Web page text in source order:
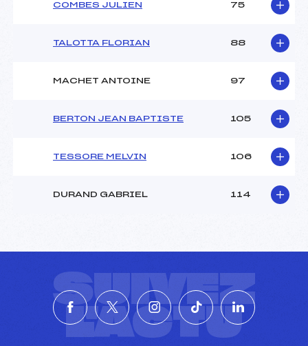
COMBES JULIEN 75
TALOTTA FLORIAN 88
MACHET ANTOINE 97
BERTON JEAN BAPTISTE 105
TESSORE MELVIN 106
DURAND GABRIEL 114
SUIVEZ
L'ACTU